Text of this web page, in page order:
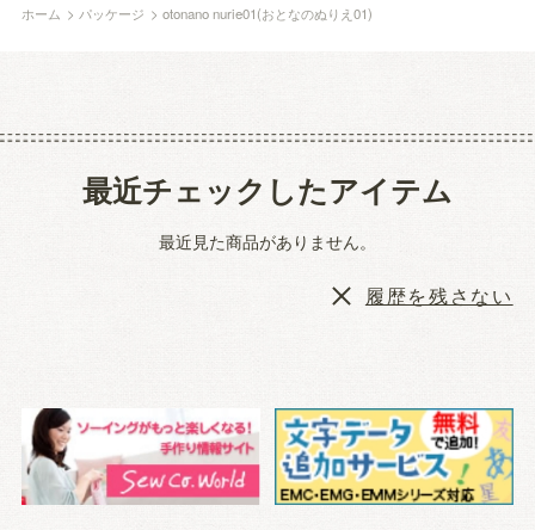
ホーム > パッケージ >otonano nurie01(おとなのぬりえ01)
最近チェックしたアイテム
最近見た商品がありません。
履歴を残さない